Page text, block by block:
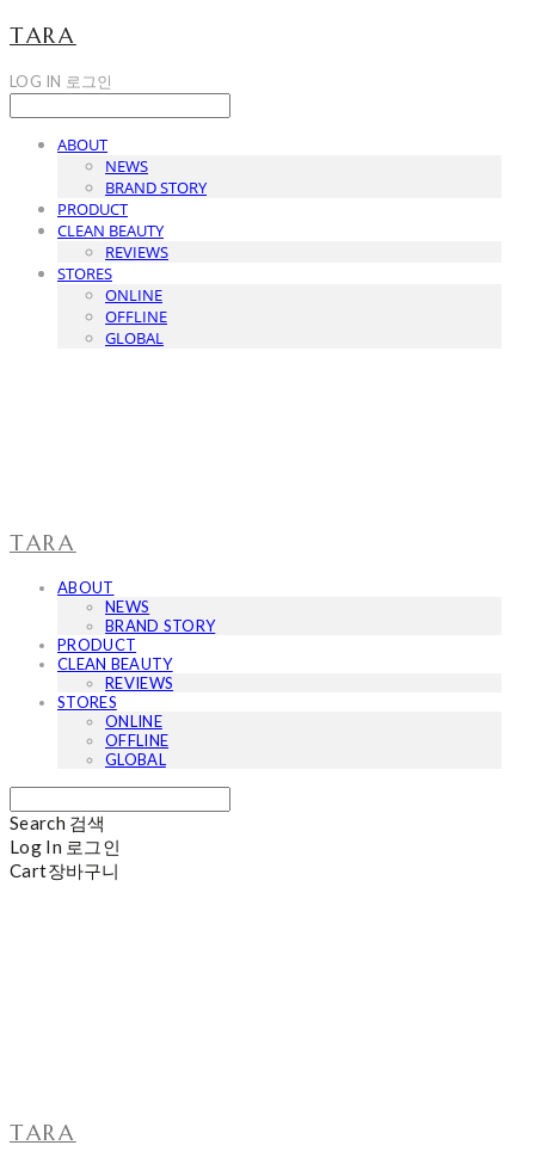
TARA
LOG IN 로그인
ABOUT
NEWS
BRAND STORY
PRODUCT
CLEAN BEAUTY
REVIEWS
STORES
ONLINE
OFFLINE
GLOBAL
TARA
ABOUT
NEWS
BRAND STORY
PRODUCT
CLEAN BEAUTY
REVIEWS
STORES
ONLINE
OFFLINE
GLOBAL
Search 검색
Log In 로그인
Cart장바구니
TARA